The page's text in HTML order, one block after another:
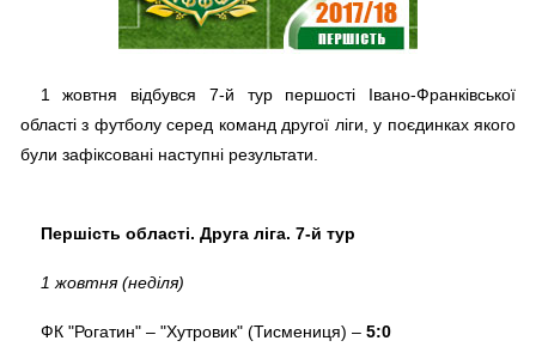
1 жовтня відбувся 7-й тур першості Івано-Франківської
області з футболу серед команд другої ліги, у поєдинках якого
були зафіксовані наступні результати.
Першість області. Друга ліга. 7-й тур
1 жовтня (неділя)
ФК "Рогатин" – "Хутровик" (Тисмениця) – 5:0